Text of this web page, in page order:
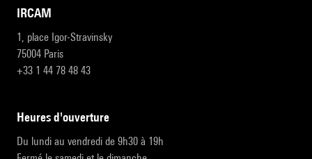
IRCAM
1, place Igor-Stravinsky
75004 Paris
+33 1 44 78 48 43
heures d'ouverture
Du lundi au vendredi de 9h30 à 19h